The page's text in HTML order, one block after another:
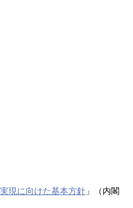
現に向けた基本方針 」（内閣